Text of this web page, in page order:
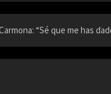
“Sé que me has